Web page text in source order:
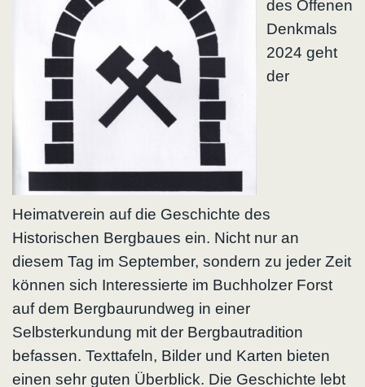
des Offenen
Denkmals
2024 geht
der
Heimatverein auf die Geschichte des
Historischen Bergbaues ein. Nicht nur an
diesem Tag im September, sondern zu jeder Zeit
können sich Interessierte im Buchholzer Forst
auf dem Bergbaurundweg in einer
Selbsterkundung mit der Bergbautradition
befassen. Texttafeln, Bilder und Karten bieten
einen sehr guten Überblick. Die Geschichte lebt